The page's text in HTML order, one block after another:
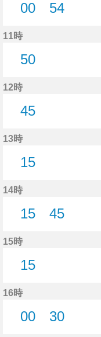
00
54
11時
50
12時
45
13時
15
14時
15
45
15時
15
16時
00
30